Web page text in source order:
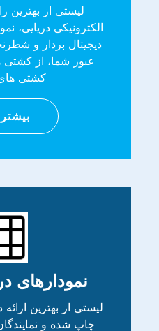
لیستی از بهترین
الکترونیکی دریایی،
دیجیتال بردار و
عبور شما، از کشتی
کشتی
نمودارهای
لیستی از بهترین ارائه
چاپ شده و